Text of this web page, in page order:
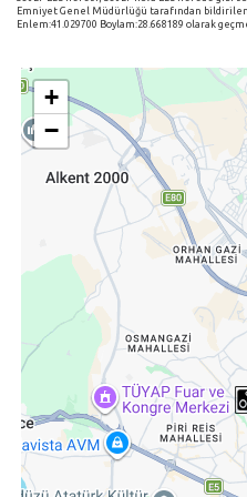
Emniyet Genel Müdürlüğü tarafından
Enlem:41.029700 Boylam:28.668189 olarak
+
−